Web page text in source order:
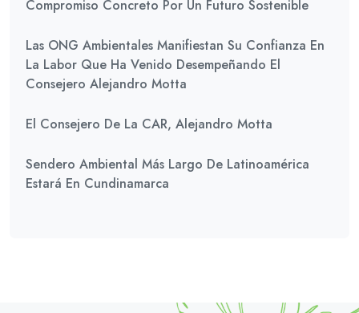
Compromiso Concreto Por Un Futuro Sostenible
Las ONG Ambientales Manifiestan Su Confianza En
La Labor Que Ha Venido Desempeñando El
Consejero Alejandro Motta
El Consejero De La CAR, Alejandro Motta
Sendero Ambiental Más Largo De Latinoamérica
Estará En Cundinamarca